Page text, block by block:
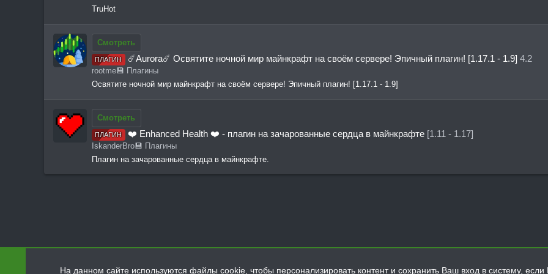
TruHot
Смотреть
ПЛАГИН ☄️Aurora☄️ Освятите ночной мир майнкрафт на своём сервере! Эпичный плагин! [1.17.1 - 1.9] 4.2
rootme💾 Плагины
Освятите ночной мир майнкрафт на своём сервере! Эпичный плагин! [1.17.1 - 1.9]
Смотреть
ПЛАГИН ❤️ Enhanced Health ❤️ - плагин на зачарованные сердца в майнкрафте [1.11 - 1.17]
IskanderBro💾 Плагины
Плагин на зачарованные сердца в майнкрафте.
На данном сайте используются файлы cookie, чтобы персонализировать контент и сохранить Ваш вход в систему, если